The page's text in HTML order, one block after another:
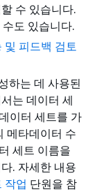
수 있습니다.
도 있습니다.
피드백 검토
하는 데 사용된
는 데이터 세
이터 세트를 가
메타데이터 수
세트 이름을
. 자세한 내용
작업 단원을 참